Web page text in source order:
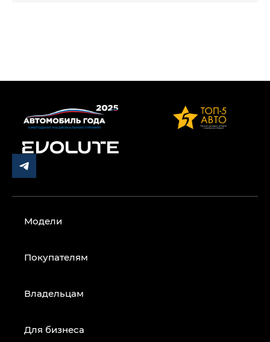
Модели
Покупателям
Владельцам
Для бизнеса